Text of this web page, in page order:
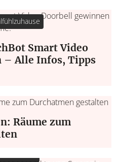
Smart Video
– Alle Infos, Tipps
Räume zum